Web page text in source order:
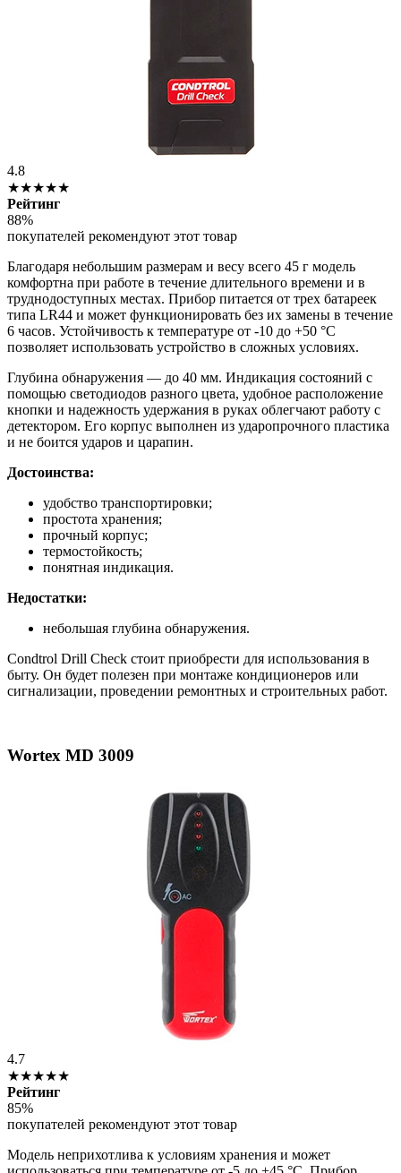
4.8
★★★★★
Рейтинг
88%
покупателей рекомендуют этот товар
Благодаря небольшим размерам и весу всего 45 г модель
комфортна при работе в течение длительного времени и в
труднодоступных местах. Прибор питается от трех батареек
типа LR44 и может функционировать без их замены в течение
6 часов. Устойчивость к температуре от -10 до +50 °С
позволяет использовать устройство в сложных условиях.
Глубина обнаружения — до 40 мм. Индикация состояний с
помощью светодиодов разного цвета, удобное расположение
кнопки и надежность удержания в руках облегчают работу с
детектором. Его корпус выполнен из ударопрочного пластика
и не боится ударов и царапин.
Достоинства:
удобство транспортировки;
простота хранения;
прочный корпус;
термостойкость;
понятная индикация.
Недостатки:
небольшая глубина обнаружения.
Condtrol Drill Check стоит приобрести для использования в
быту. Он будет полезен при монтаже кондиционеров или
сигнализации, проведении ремонтных и строительных работ.
Wortex MD 3009
4.7
★★★★★
Рейтинг
85%
покупателей рекомендуют этот товар
Модель неприхотлива к условиям хранения и может